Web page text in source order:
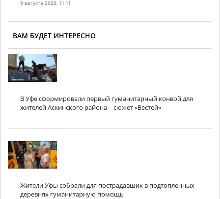
9 августа 2026, 11:11
ВАМ БУДЕТ ИНТЕРЕСНО
В Уфе сформировали первый гуманитарный конвой для
жителей Аскинского района – сюжет «Вестей»
Жители Уфы собрали для пострадавших в подтопленных
деревнях гуманитарную помощь